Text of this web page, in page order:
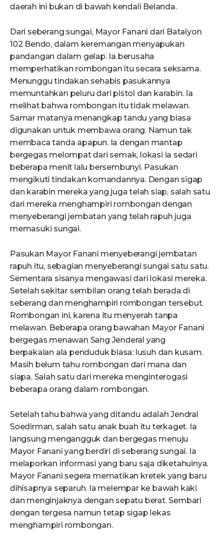
daerah ini bukan di bawah kendali Belanda.
Dari seberang sungai, Mayor Fanani dari Batalyon
102 Bendo, dalam keremangan menyapukan
pandangan dalam gelap. Ia berusaha
memperhatikan rombongan itu secara seksama.
Menunggu tindakan sehabis pasukannya
memuntahkan peluru dari pistol dan karabin. Ia
melihat bahwa rombongan itu tidak melawan.
Samar matanya menangkap tandu yang biasa
digunakan untuk membawa orang. Namun tak
membaca tanda apapun. Ia dengan mantap
bergegas melompat dari semak, lokasi ia sedari
beberapa menit lalu bersembunyi. Pasukan
mengikuti tindakan komandannya. Dengan sigap
dan karabin mereka yang juga telah siap, salah satu
dari mereka menghampiri rombongan dengan
menyeberangi jembatan yang telah rapuh juga
memasuki sungai.
Pasukan Mayor Fanani menyeberangi jembatan
rapuh itu, sebagian menyeberangi sungai satu satu.
Sementara sisanya mengawasi dari lokasi mereka.
Setelah sekitar sembilan orang telah berada di
seberang dan menghampiri rombongan tersebut.
Rombongan ini, karena itu menyerah tanpa
melawan. Beberapa orang bawahan Mayor Fanani
bergegas menawan Sang Jenderal yang
berpakaian ala penduduk biasa: lusuh dan kusam.
Masih belum tahu rombongan dari mana dan
siapa. Salah satu dari mereka menginterogasi
beberapa orang dalam rombongan.
Setelah tahu bahwa yang ditandu adalah Jendral
Soedirman, salah satu anak buah itu terkaget. Ia
langsung mengangguk dan bergegas menuju
Mayor Fanani yang berdiri di seberang sungai. Ia
melaporkan informasi yang baru saja diketahuinya.
Mayor Fanani segera mematikan kretek yang baru
dihisapnya separuh. Ia melempar ke bawah kaki
dan menginjaknya dengan sepatu berat. Sembari
dengan tergesa namun tetap sigap lekas
menghampiri rombongan.